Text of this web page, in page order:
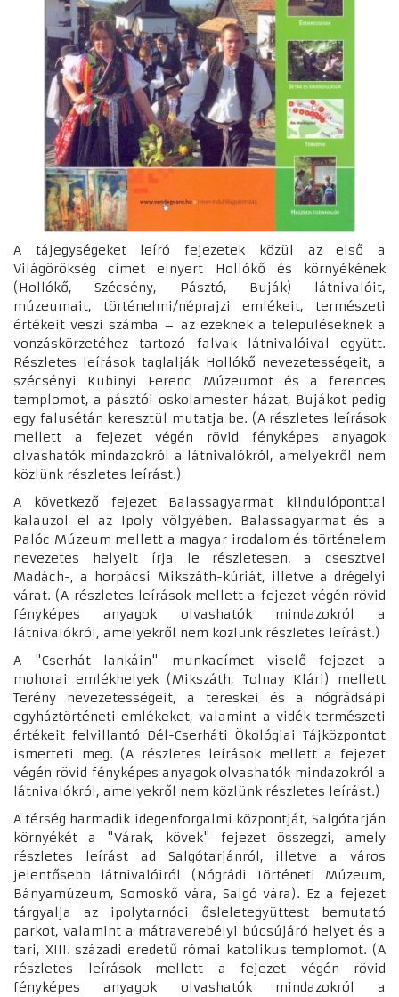
A tájegységeket leíró fejezetek közül az első a
Világörökség címet elnyert Hollókő és környékének
(Hollókő, Szécsény, Pásztó, Buják) látnivalóit,
múzeumait, történelmi/néprajzi emlékeit, természeti
értékeit veszi számba – az ezeknek a településeknek a
vonzáskörzetéhez tartozó falvak látnivalóival együtt.
Részletes leírások taglalják Hollókő nevezetességeit, a
szécsényi Kubinyi Ferenc Múzeumot és a ferences
templomot, a pásztói oskolamester házat, Bujákot pedig
egy falusétán keresztül mutatja be. (A részletes leírások
mellett a fejezet végén rövid fényképes anyagok
olvashatók mindazokról a látnivalókról, amelyekről nem
közlünk részletes leírást.)
A következő fejezet Balassagyarmat kiindulóponttal
kalauzol el az Ipoly völgyében. Balassagyarmat és a
Palóc Múzeum mellett a magyar irodalom és történelem
nevezetes helyeit írja le részletesen: a csesztvei
Madách-, a horpácsi Mikszáth-kúriát, illetve a drégelyi
várat. (A részletes leírások mellett a fejezet végén rövid
fényképes anyagok olvashatók mindazokról a
látnivalókról, amelyekről nem közlünk részletes leírást.)
A "Cserhát lankáin" munkacímet viselő fejezet a
mohorai emlékhelyek (Mikszáth, Tolnay Klári) mellett
Terény nevezetességeit, a tereskei és a nógrádsápi
egyháztörténeti emlékeket, valamint a vidék természeti
értékeit felvillantó Dél-Cserháti Ökológiai Tájközpontot
ismerteti meg. (A részletes leírások mellett a fejezet
végén rövid fényképes anyagok olvashatók mindazokról a
látnivalókról, amelyekről nem közlünk részletes leírást.)
A térség harmadik idegenforgalmi központját, Salgótarján
környékét a "Várak, kövek" fejezet összegzi, amely
részletes leírást ad Salgótarjánról, illetve a város
jelentősebb látnivalóiról (Nógrádi Történeti Múzeum,
Bányamúzeum, Somoskő vára, Salgó vára). Ez a fejezet
tárgyalja az ipolytarnóci ősleletegyüttest bemutató
parkot, valamint a mátraverebélyi búcsújáró helyet és a
tari, XIII. századi eredetű római katolikus templomot. (A
részletes leírások mellett a fejezet végén rövid
fényképes anyagok olvashatók mindazokról a